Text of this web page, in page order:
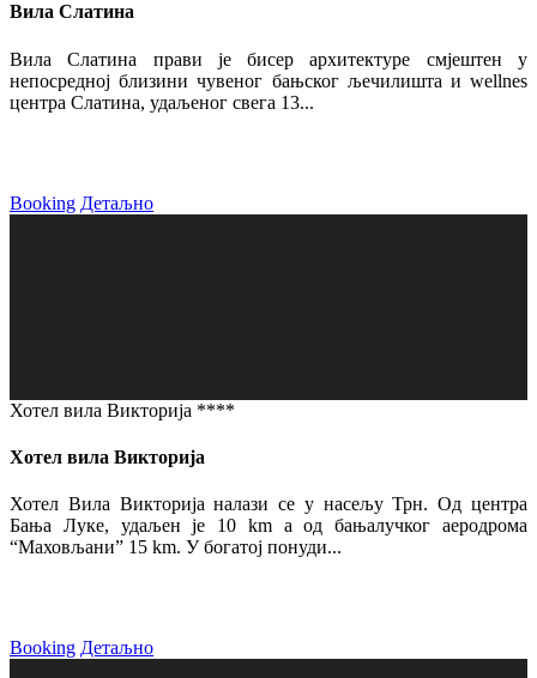
Вила Слатина
Вила Слатина прави је бисер архитектуре смјештен у
непосредној близини чувеног бањског љечилишта и wellnes
центра Слатина, удаљеног свега 13...
Booking Детаљно
Хотел вила Викторија ****
Хотел вила Викторија
Хотел Вила Викторија налази се у насељу Трн. Од центра
Бања Луке, удаљен је 10 km а од бањалучког аеродрома
“Маховљани” 15 km. У богатој понуди...
Booking Детаљно